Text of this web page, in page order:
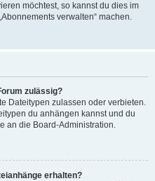
möchtest, so kannst du dies im
verwalten“ machen.
zulässig?
Dateitypen zulassen oder verbieten.
du anhängen kannst und du
an die Board-Administration.
erhalten?